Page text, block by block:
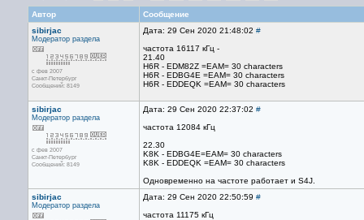
Автор
Сообщение
sibirjac
Модератор раздела
с фев 2007
Санкт-Петербург
Сообщений: 8149
Дата: 29 Сен 2020 21:48:02 #
частота 16117 кГц -
21.40
H6R - EDM82Z =EAM= 30 characters
H6R - EDBG4E =EAM= 30 characters
H6R - EDDEQK =EAM= 30 characters
sibirjac
Модератор раздела
с фев 2007
Санкт-Петербург
Сообщений: 8149
Дата: 29 Сен 2020 22:37:02 #
частота 12084 кГц
22.30
K8K - EDBG4E=EAM= 30 characters
K8K - EDDEQK =EAM= 30 characters
Одновременно на частоте работает и S4J.
sibirjac
Модератор раздела
Дата: 29 Сен 2020 22:50:59 #
частота 11175 кГц